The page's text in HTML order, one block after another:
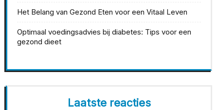
Het Belang van Gezond Eten voor een Vitaal Leven
Optimaal voedingsadvies bij diabetes: Tips voor een
gezond dieet
Laatste reacties